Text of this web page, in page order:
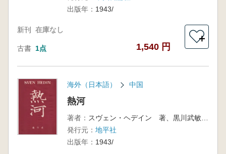
出版年： 1943/
新刊 在庫なし
古書 1点 1,540 円
＋
海外（日本語） 中国
熱河
著者：
発行元： 地平社
出版年： 1943/